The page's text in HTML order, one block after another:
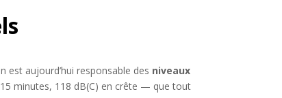
aujourd’hui responsable des niveaux
minutes, 118 dB(C) en crête — que tout